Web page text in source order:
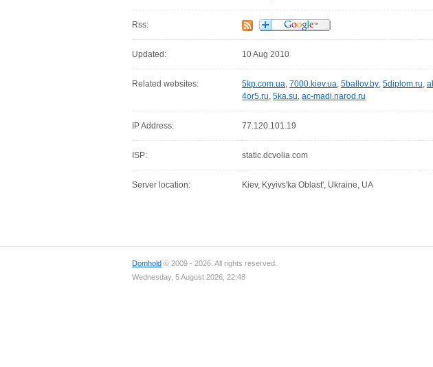
Rss:
Updated: 10 Aug 2010
Related websites: 5kp.com.ua, 7000.kiev.ua, 5ballov.by, 5diplom.ru,
4or5.ru, 5ka.su, ac-madi.narod.ru
IP Address: 77.120.101.19
ISP: static.dcvolia.com
Server location: Kiev, Kyyivs'ka Oblast', Ukraine, UA
Domhold © 2009 - 2026. All rights reserved.
Wednesday, 5 August 2026, 22:48